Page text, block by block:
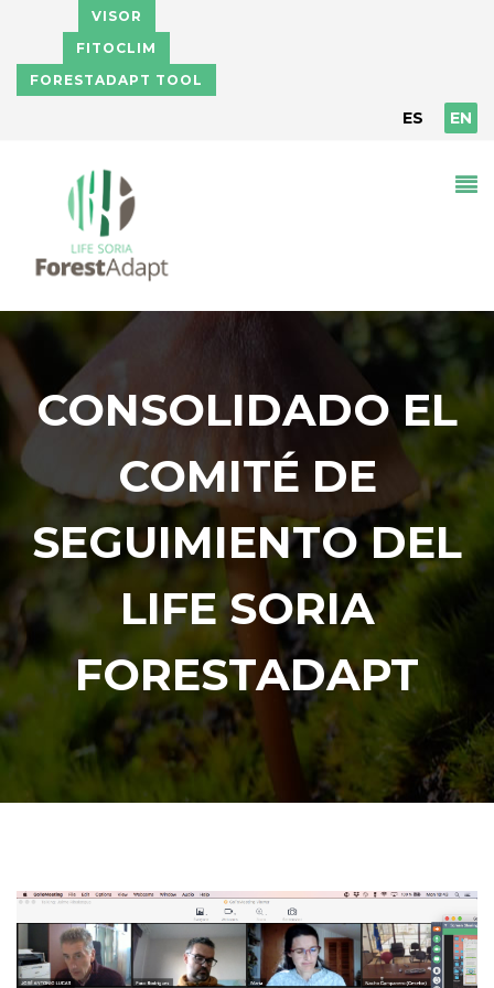
Skip to main content
VISOR
FITOCLIM
FORESTADAPT TOOL
ES EN
CONSOLIDADO EL
COMITÉ DE
SEGUIMIENTO DEL
LIFE SORIA
FORESTADAPT